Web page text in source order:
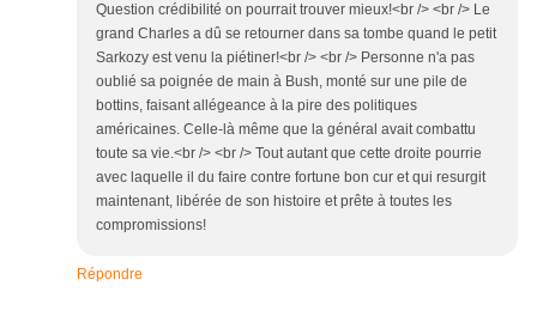
Question crédibilité on pourrait trouver mieux!<br /> <br /> Le
grand Charles a dû se retourner dans sa tombe quand le petit
Sarkozy est venu la piétiner!<br /> <br /> Personne n'a pas
oublié sa poignée de main à Bush, monté sur une pile de
bottins, faisant allégeance à la pire des politiques
américaines. Celle-là même que la général avait combattu
toute sa vie.<br /> <br /> Tout autant que cette droite pourrie
avec laquelle il du faire contre fortune bon cur et qui resurgit
maintenant, libérée de son histoire et prête à toutes les
compromissions!
Répondre